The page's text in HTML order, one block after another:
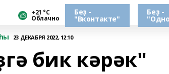
+21 °С
Облачно
Беҙ -
"Вконтакте"
Беҙ -
23 ДЕКАБРЯ 2022, 12:10
бик кәрәк"